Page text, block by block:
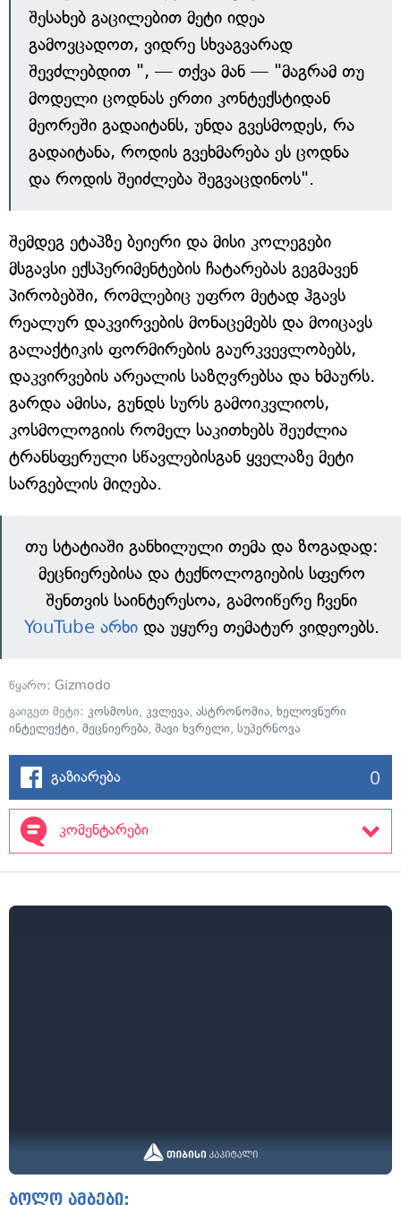
შესახებ გაცილებით მეტი იდეა
გამოვცადოთ, ვიდრე სხვაგვარად
შევძლებდით ", — თქვა მან — "მაგრამ თუ
მოდელი ცოდნას ერთი კონტექსტიდან
მეორეში გადაიტანს, უნდა გვესმოდეს, რა
გადაიტანა, როდის გვეხმარება ეს ცოდნა
და როდის შეიძლება შეგვაცდინოს".
შემდეგ ეტაპზე ბეიერი და მისი კოლეგები
მსგავსი ექსპერიმენტების ჩატარებას გეგმავენ
პირობებში, რომლებიც უფრო მეტად ჰგავს
რეალურ დაკვირვების მონაცემებს და მოიცავს
გალაქტიკის ფორმირების გაურკვევლობებს,
დაკვირვების არეალის საზღვრებსა და ხმაურს.
გარდა ამისა, გუნდს სურს გამოიკვლიოს,
კოსმოლოგიის რომელ საკითხებს შეუძლია
ტრანსფერული სწავლებისგან ყველაზე მეტი
სარგებლის მიღება.
თუ სტატიაში განხილული თემა და ზოგადად:
მეცნიერებისა და ტექნოლოგიების სფერო
შენთვის საინტერესოა, გამოიწერე ჩვენი
YouTube არხიდა უყურე თემატურ ვიდეოებს.
წყარო: Gizmodo
გაიგეთ მეტი: კოსმოსი, კვლევა, ასტრონომია, ხელოვნური
ინტელექტი, მეცნიერება, შავი ხვრელი, სუპერნოვა
გაზიარება 0
კომენტარები
ბოლო ამბები: